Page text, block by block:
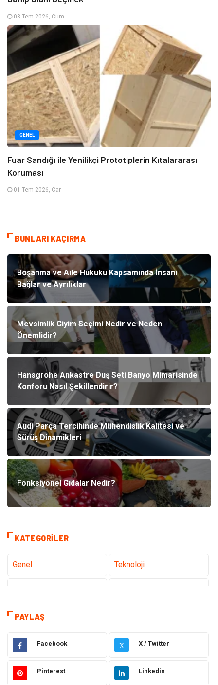
03 Tem 2026, Cum
GENEL
Fuar Sandığı ile Yenilikçi Prototiplerin Kıtalararası
Koruması
01 Tem 2026, Çar
BUNLARI KAÇIRMA
Boşanma ve Aile Hukuku Kapsamında İnsani
Bağlar ve Ayrılıklar
Mevsimlik Giyim Seçimi Nedir ve Neden
Önemlidir?
Hansgrohe Ankastre Duş Seti Banyo Mimarisinde
Konforu Nasıl Şekillendirir?
Audi Parça Tercihinde Mühendislik Kalitesi ve
Sürüş Dinamikleri
Fonksiyonel Gıdalar Nedir?
KATEGORILER
Genel Teknoloji
Eğitim
Makine Ulaşım ve Taşımacılık
Gıda Alışveriş
PAYLAŞ
Facebook X X / Twitter
Pinterest Linkedin